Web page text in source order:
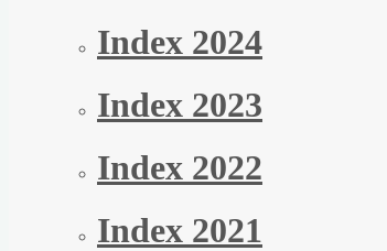
Index 2024
Index 2023
Index 2022
Index 2021